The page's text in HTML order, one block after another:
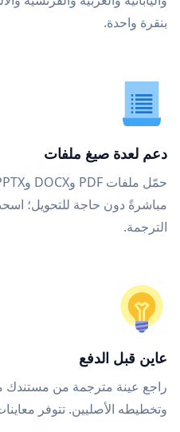
بنقرة واحدة.
دعم لعدة صيغ ملفات
مباشرةً دون حاجة للتحويل؛
الترجمة.
عاين قبل الدفع
راجع عينة مترجمة من مستندك
وتخطيطه الأصليين. تتوفر